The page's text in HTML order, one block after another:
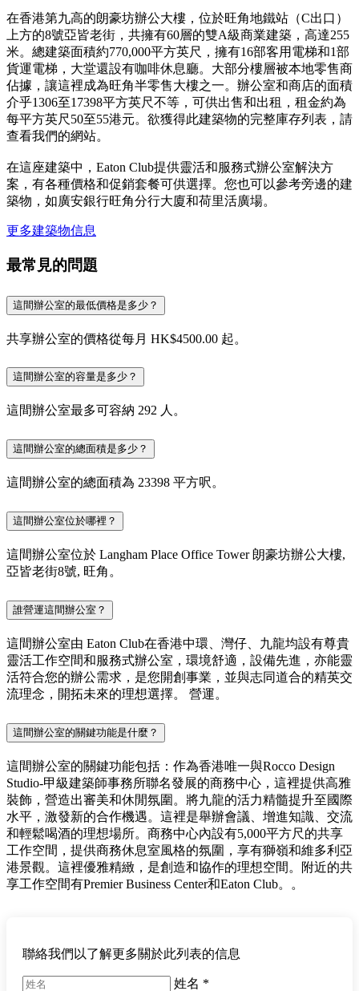
在香港第九高的朗豪坊辦公大樓，位於旺角地鐵站（C出口）
上方的8號亞皆老街，共擁有60層的雙A級商業建築，高達255
米。總建築面積約770,000平方英尺，擁有16部客用電梯和1部
貨運電梯，大堂還設有咖啡休息廳。大部分樓層被本地零售商
佔據，讓這裡成為旺角半零售大樓之一。辦公室和商店的面積
介乎1306至17398平方英尺不等，可供出售和出租，租金約為
每平方英尺50至55港元。欲獲得此建築物的完整庫存列表，請
查看我們的網站。
在這座建築中，Eaton Club提供靈活和服務式辦公室解決方
案，有各種價格和促銷套餐可供選擇。您也可以參考旁邊的建
築物，如廣安銀行旺角分行大廈和荷里活廣場。
更多建築物信息
最常見的問題
這間辦公室的最低價格是多少？
共享辦公室的價格從每月 HK$4500.00 起。
這間辦公室的容量是多少？
這間辦公室最多可容納 292 人。
這間辦公室的總面積是多少？
這間辦公室的總面積為 23398 平方呎。
這間辦公室位於哪裡？
這間辦公室位於 Langham Place Office Tower 朗豪坊辦公大樓,
亞皆老街8號, 旺角。
誰營運這間辦公室？
這間辦公室由 Eaton Club在香港中環、灣仔、九龍均設有尊貴
靈活工作空間和服務式辦公室，環境舒適，設備先進，亦能靈
活符合您的辦公需求，是您開創事業，並與志同道合的精英交
流理念，開拓未來的理想選擇。 營運。
這間辦公室的關鍵功能是什麼？
這間辦公室的關鍵功能包括：作為香港唯一與Rocco Design
Studio-甲級建築師事務所聯名發展的商務中心，這裡提供高雅
裝飾，營造出審美和休閒氛圍。將九龍的活力精髓提升至國際
水平，激發新的合作機遇。這裡是舉辦會議、增進知識、交流
和輕鬆喝酒的理想場所。商務中心內設有5,000平方尺的共享
工作空間，提供商務休息室風格的氛圍，享有獅嶺和維多利亞
港景觀。這裡優雅精緻，是創造和協作的理想空間。附近的共
享工作空間有Premier Business Center和Eaton Club。。
聯絡我們以了解更多關於此列表的信息
姓名 *